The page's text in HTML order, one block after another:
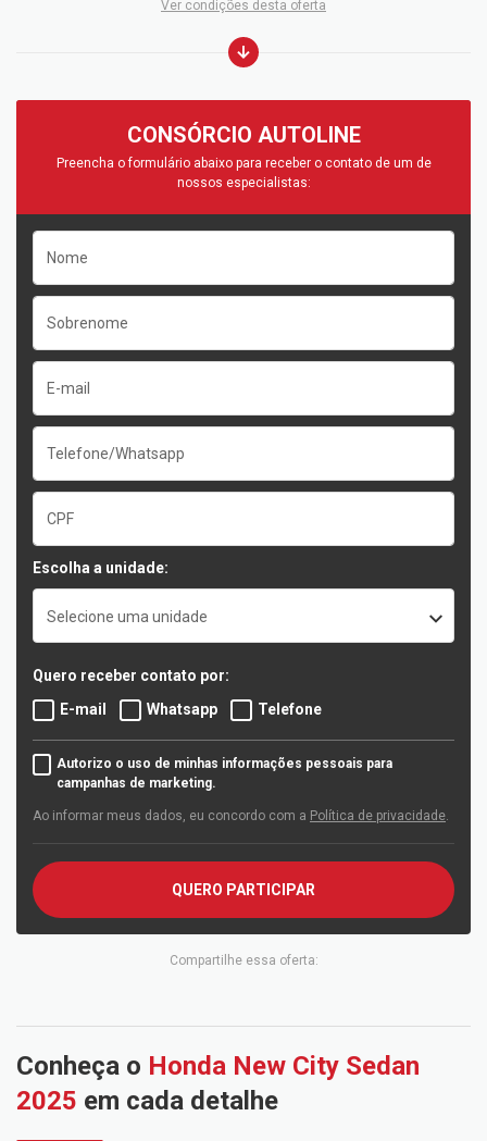
Ver condições desta oferta
CONSÓRCIO AUTOLINE
Preencha o formulário abaixo para receber o contato de um de
nossos especialistas:
Escolha a unidade:
Selecione uma unidade
Quero receber contato por:
E-mail
Whatsapp Telefone
Autorizo o uso de minhas informações pessoais para
campanhas de marketing.
Ao informar meus dados, eu concordo com a Política de privacidade.
QUERO PARTICIPAR
Compartilhe essa oferta:
Conheça o Honda New City Sedan
2025 em cada detalhe